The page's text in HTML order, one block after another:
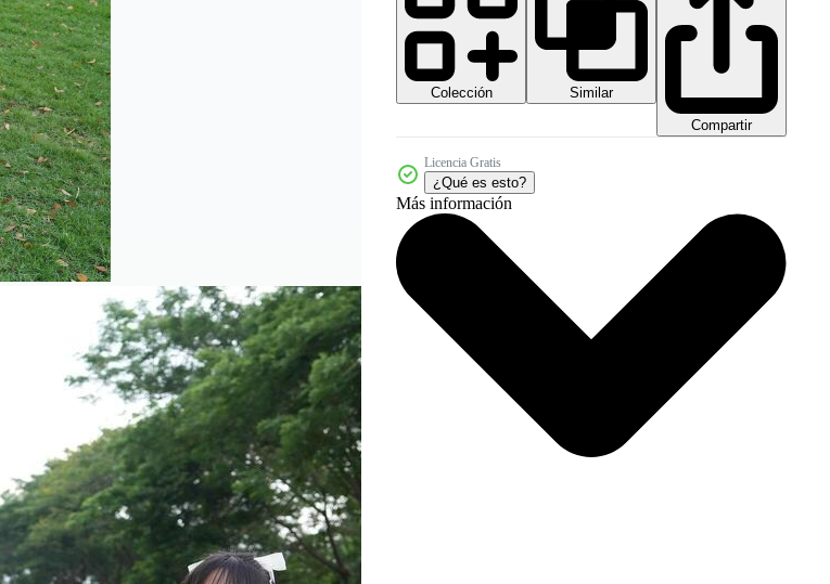
Colección
Similar
Compartir
Licencia Gratis
¿Qué es esto?
Más información